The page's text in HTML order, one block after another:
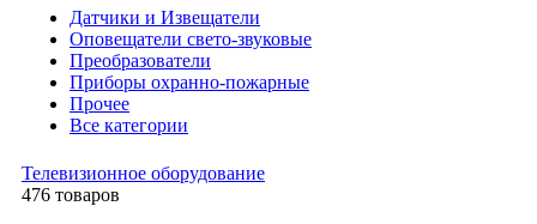
Датчики и Извещатели
Оповещатели свето-звуковые
Преобразователи
Приборы охранно-пожарные
Прочее
Все категории
Телевизионное оборудование
476 товаров